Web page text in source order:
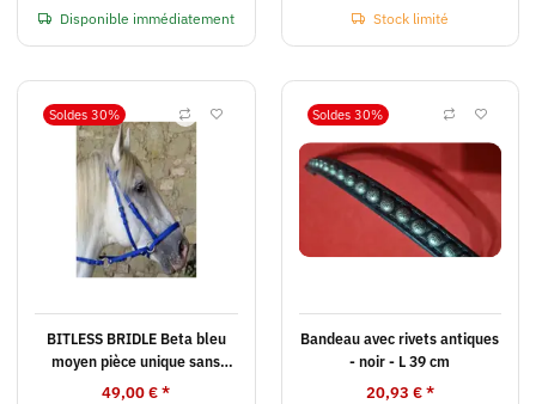
Disponible immédiatement Stock limité
Soldes 30%
BITLESS BRIDLE Beta bleu
moyen pièce unique sans
rênes
49,00 €*
Soldes 30%
Bandeau avec rivets antiques
- noir - L 39 cm
20,93 €*